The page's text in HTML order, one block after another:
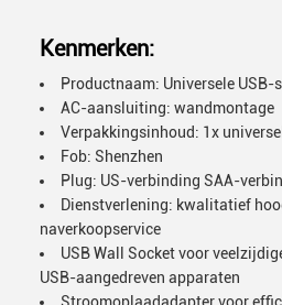
Kenmerken:
Productnaam: Universele
AC-aansluiting: wandmontage
Verpakkingsinhoud: 1x
Fob: Shenzhen
Plug: US-verbinding SAA-
Dienstverlening: kwalitatief
naverkoopservice
USB Wall Socket voor
USB-aangedreven apparaten